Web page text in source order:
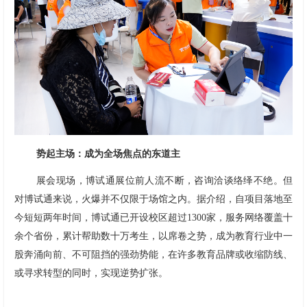
势起主场： 成为全场焦点的东道主
展会现场，博试通展位前人流不断，咨询洽谈络绎不绝。但
对博试通来说，火爆并不仅限于场馆之内。据介绍，自项目落地至
今短短两年时间，博试通已开设校区超过1300家，服务网络覆盖十
余个省份，累计帮助数十万考生，以席卷之势，成为教育行业中一
股奔涌向前、不可阻挡的强劲势能，在许多教育品牌或收缩防线、
或寻求转型的同时，实现逆势扩张。